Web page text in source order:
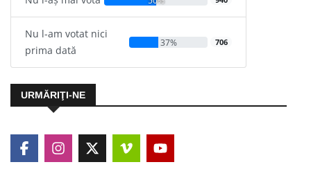
Nu l-am votat nici
prima dată
37% 706
URMĂRIŢI-NE